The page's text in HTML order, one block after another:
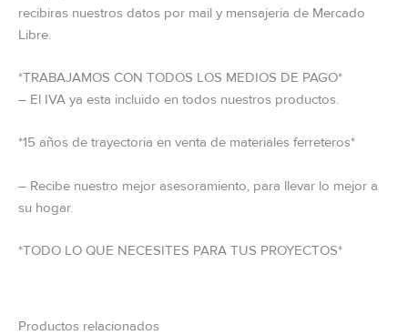
recibiras nuestros datos por mail y mensajeria de Mercado
Libre.
*TRABAJAMOS CON TODOS LOS MEDIOS DE PAGO*
– El IVA ya esta incluido en todos nuestros productos.
*15 años de trayectoria en venta de materiales ferreteros*
– Recibe nuestro mejor asesoramiento, para llevar lo mejor a
su hogar.
*TODO LO QUE NECESITES PARA TUS PROYECTOS*
Productos relacionados